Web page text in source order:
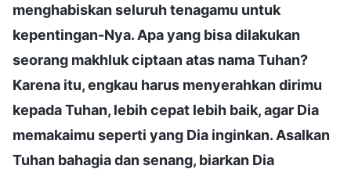
menghabiskan seluruh tenagamu untuk
kepentingan-Nya. Apa yang bisa dilakukan
seorang makhluk ciptaan atas nama Tuhan?
Karena itu, engkau harus menyerahkan dirimu
kepada Tuhan, lebih cepat lebih baik, agar Dia
memakaimu seperti yang Dia inginkan. Asalkan
Tuhan bahagia dan senang, biarkan Dia